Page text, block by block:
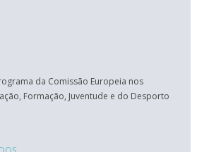
da Comissão Europeia nos
Formação, Juventude e do Desporto